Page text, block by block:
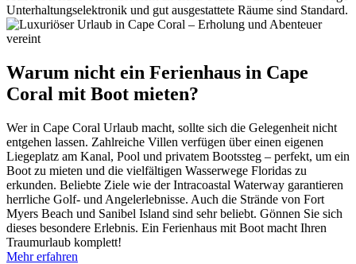
Unterhaltungselektronik und gut ausgestattete Räume sind Standard.
Warum nicht ein Ferienhaus in Cape
Coral mit Boot mieten?
Wer in Cape Coral Urlaub macht, sollte sich die Gelegenheit nicht
entgehen lassen. Zahlreiche Villen verfügen über einen eigenen
Liegeplatz am Kanal, Pool und privatem Bootssteg – perfekt, um ein
Boot zu mieten und die vielfältigen Wasserwege Floridas zu
erkunden. Beliebte Ziele wie der Intracoastal Waterway garantieren
herrliche Golf- und Angelerlebnisse. Auch die Strände von Fort
Myers Beach und Sanibel Island sind sehr beliebt. Gönnen Sie sich
dieses besondere Erlebnis. Ein Ferienhaus mit Boot macht Ihren
Traumurlaub komplett!
Mehr erfahren